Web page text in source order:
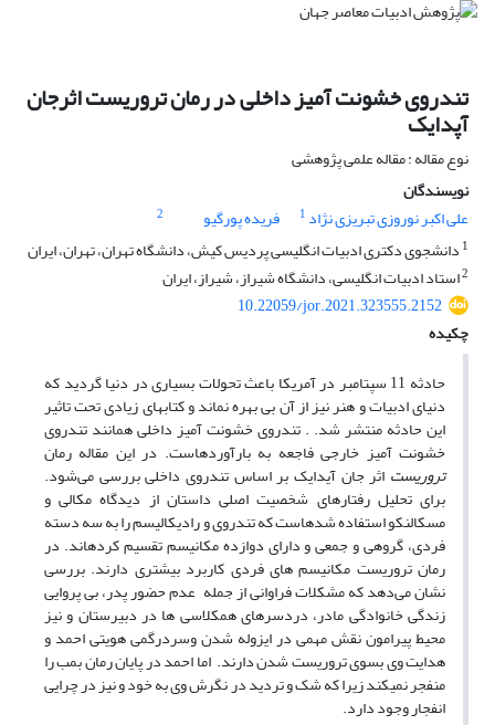
تندروی خشونت آمیز داخلی در رمان تروریست اثرجان
آپدایک
نوع مقاله : مقاله علمی پژوهشی
نویسندگان
علی اکبر نوروزی تبریزی نژاد 1 فریده پورگیو
2
1 دانشجوی دکتری ادبیات انگلیسی پردیس کیش، دانشگاه تهران، تهران، ایران
2استاد ادبیات انگلیسی، دانشگاه شیراز، شیراز، ایران
10.22059/jor.2021.323555.2152
چکیده
حادثه 11 سپتامبر در آمریکا باعث تحولات بسیاری در دنیا گردید که
دنیای ادبیات و هنر نیز از آن بی بهره نماند و کتابهای زیادی تحت تاثیر
این حادثه منتشر شد. . تندروی خشونت آمیز داخلی همانند تندروی
خشونت آمیز خارجی فاجعه به بارآورده­است. در این مقاله رمان
تروریست اثر جان آیدایک بر اساس تندروی داخلیبررسی می‌شود.
برای تحلیل رفتارهای شخصیت اصلی داستان از دیدگاه مکالی و
مسکالنکو استفاده شده­است که تندروی و رادیکالیسم را به سه دسته
فردی، گروهی و جمعی و دارای دوازده مکانیسم تقسیم کرده­اند. در
رمان تروریست مکانیسم های فردی کاربرد بیشتری دارند. بررسی
نشان می‌دهد که مشکلات فراوانی از جمله عدم حضور پدر، بی پروایی
زندگی خانوادگی مادر، دردسرهای همکلاسی ها در دبیرستان و نیز
محیط پیرامون نقش مهمی در ایزوله شدن وسردرگمی هویتی احمد و
هدایت وی بسوی تروریست شدن دارند. اما احمد در پایان رمان بمب را
منفجر نمیکند زیرا که شک و تردید در نگرش وی به خود و نیز در چرایی
انفجار وجود دارد.